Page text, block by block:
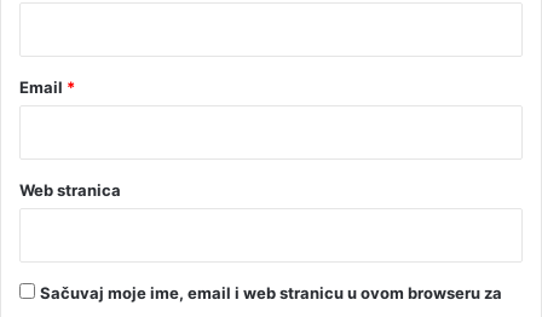
Email *
Web stranica
Sačuvaj moje ime, email i web stranicu u ovom browseru za